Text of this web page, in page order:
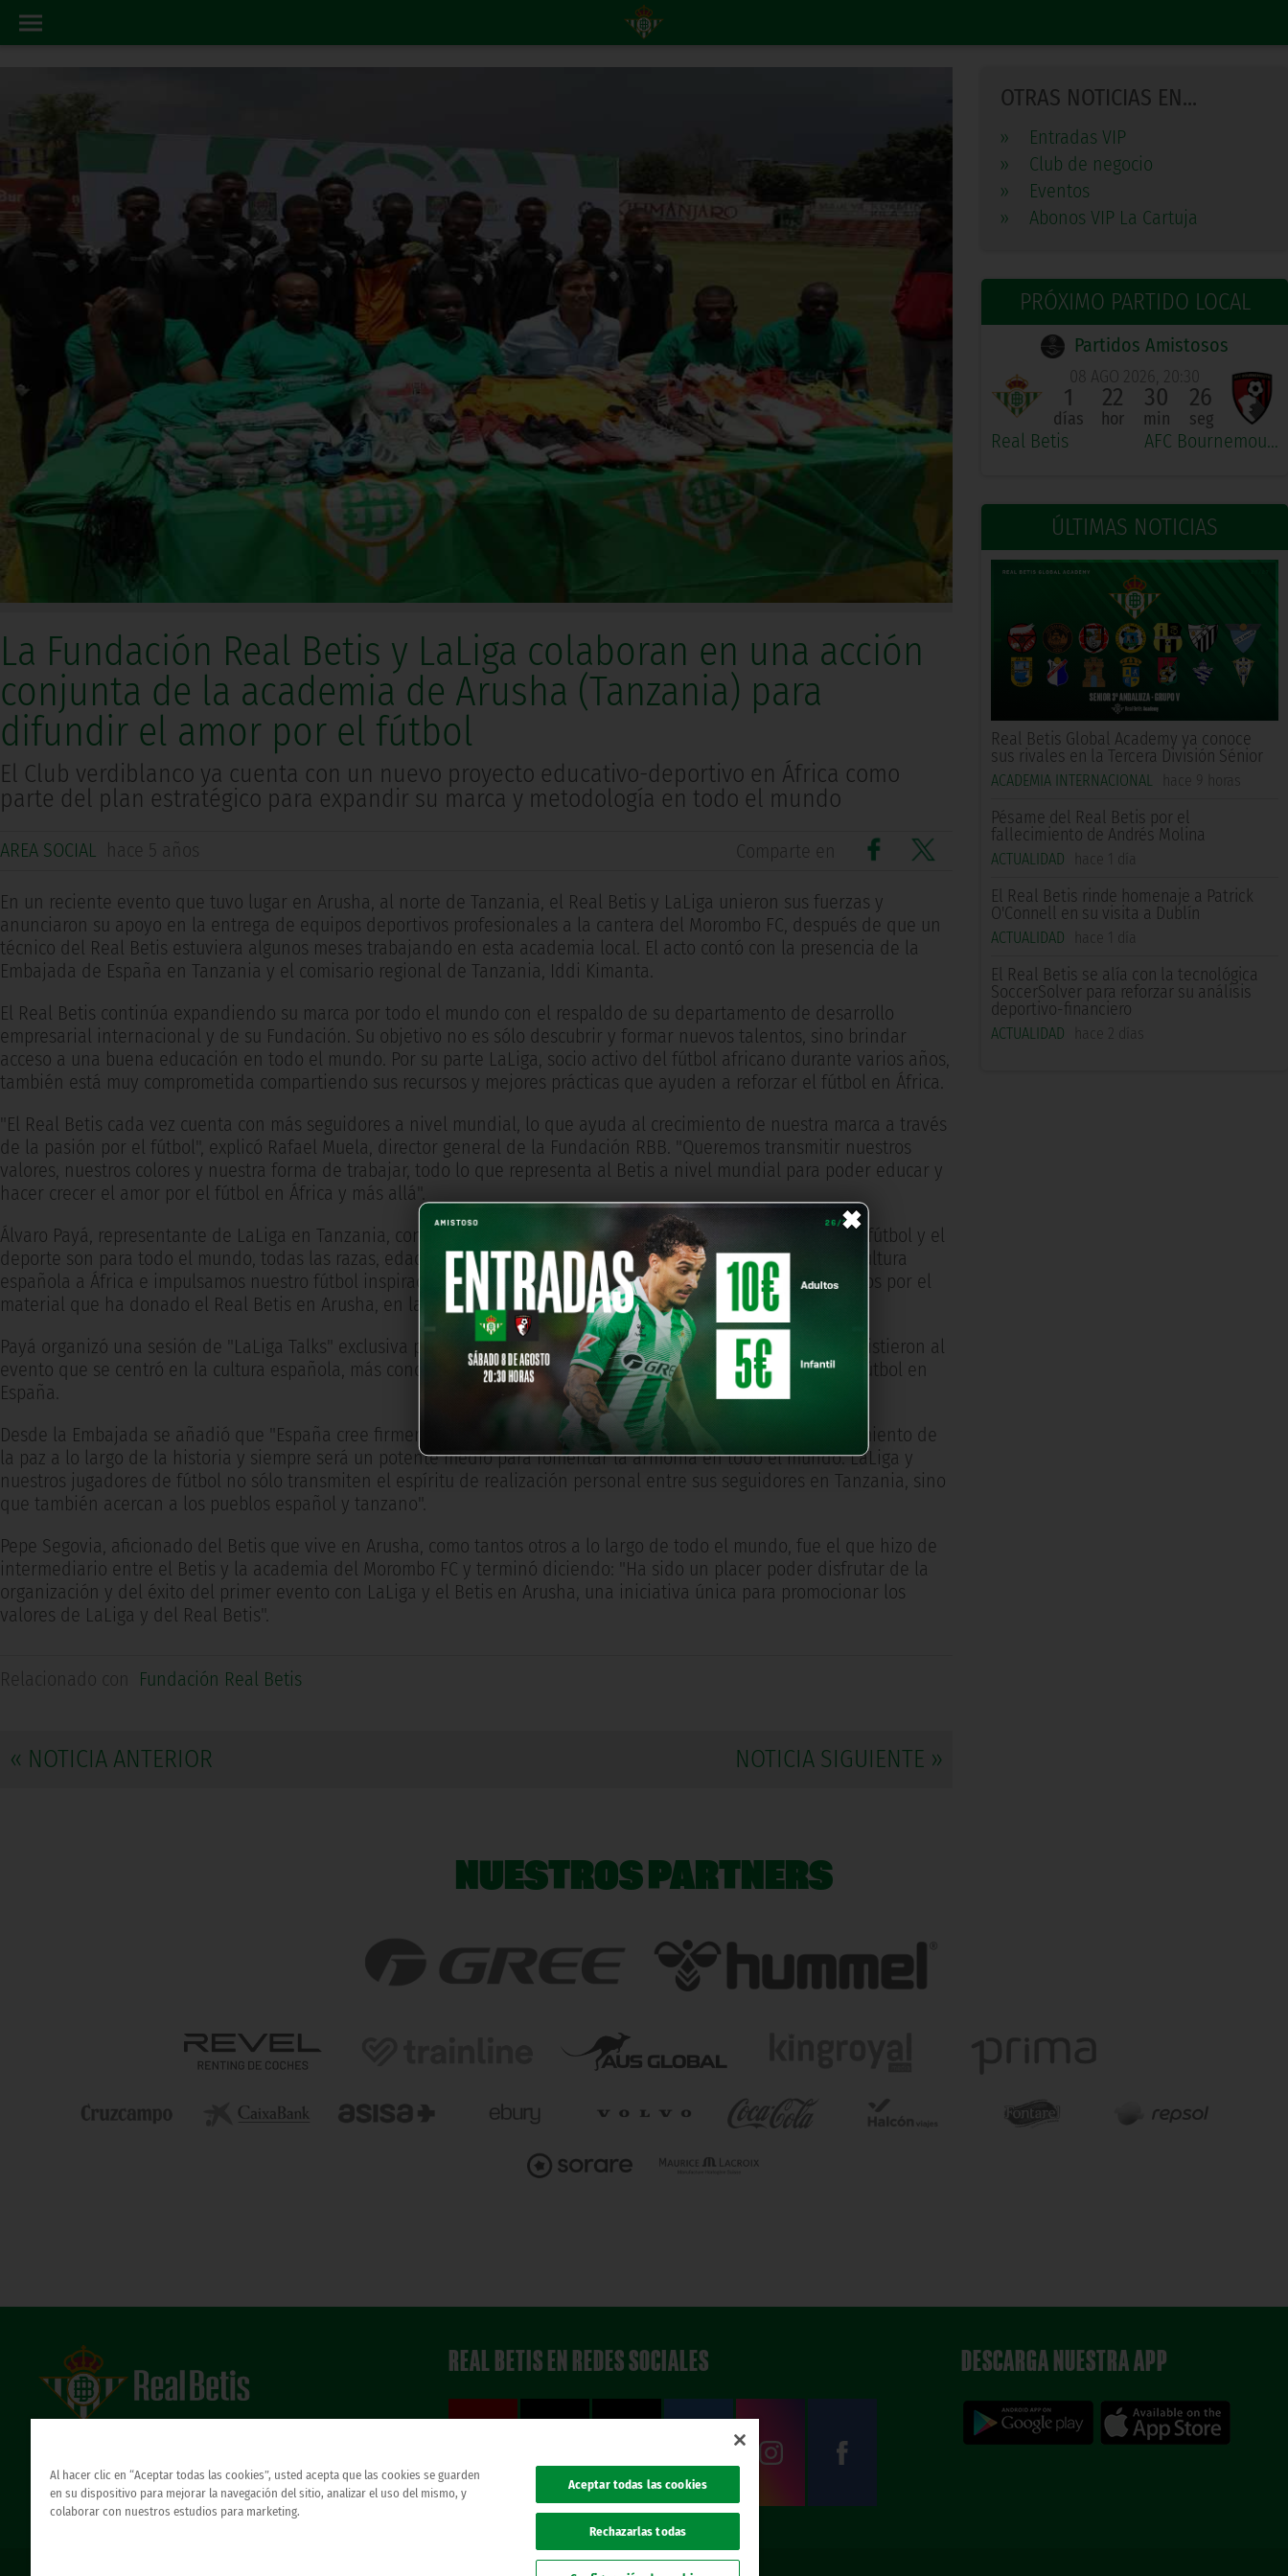
×
OTRAS NOTICIAS EN...
»
Entradas VIP
»
Club de negocio
»
Eventos
»
Abonos VIP La Cartuja
PRÓXIMO PARTIDO LOCAL
Partidos Amistosos
Real Betis
08 AGO 2026, 20:30
1
días
22
hor
30
min
25
seg
AFC Bournemouth
ÚLTIMAS NOTICIAS
Real Betis Global Academy ya conoce
sus rivales en la Tercera División Sénior
ACADEMIA INTERNACIONAL hace 9 horas
Pésame del Real Betis por el
fallecimiento de Andrés Molina
ACTUALIDAD hace 1 día
El Real Betis rinde homenaje a Patrick
O'Connell en su visita a Dublín
ACTUALIDAD hace 1 día
El Real Betis se alía con la tecnológica
SoccerSolver para reforzar su análisis
deportivo-financiero
ACTUALIDAD hace 2 días
La Fundación Real Betis y LaLiga colaboran en una acción
conjunta de la academia de Arusha (Tanzania) para
difundir el amor por el fútbol
El Club verdiblanco ya cuenta con un nuevo proyecto educativo-deportivo en África como
parte del plan estratégico para expandir su marca y metodología en todo el mundo
AREA SOCIAL hace 5 años Comparte en
En un reciente evento que tuvo lugar en Arusha, al norte de Tanzania, el Real Betis y LaLiga unieron sus fuerzas y
anunciaron su apoyo en la entrega de equipos deportivos profesionales a la cantera del Morombo FC, después de que un
técnico del Real Betis estuviera algunos meses trabajando en esta academia local. El acto contó con la presencia de la
Embajada de España en Tanzania y el comisario regional de Tanzania, Iddi Kimanta.
El Real Betis continúa expandiendo su marca por todo el mundo con el respaldo de su departamento de desarrollo
empresarial internacional y de su Fundación. Su objetivo no es sólo descubrir y formar nuevos talentos, sino brindar
acceso a una buena educación en todo el mundo. Por su parte LaLiga, socio activo del fútbol africano durante varios años,
también está muy comprometida compartiendo sus recursos y mejores prácticas que ayuden a reforzar el fútbol en África.
"El Real Betis cada vez cuenta con más seguidores a nivel mundial, lo que ayuda al crecimiento de nuestra marca a través
de la pasión por el fútbol", explicó Rafael Muela, director general de la Fundación RBB. "Queremos transmitir nuestros
valores, nuestros colores y nuestra forma de trabajar, todo lo que representa al Betis a nivel mundial para poder educar y
hacer crecer el amor por el fútbol en África y más allá".
Álvaro Payá, representante de LaLiga en Tanzania, continuó diciendo: "Esta acción en particular muestra que el fútbol y el
deporte son para todo el mundo, todas las razas, edades y géneros. A través de estas iniciativas acercamos la cultura
española a África e impulsamos nuestro fútbol inspirador y pasional. Desde LaLiga nos sentimos muy agradecidos por el
material que ha donado el Real Betis en Arusha, en la zona norte de Tanzania".
Payá organizó una sesión de "LaLiga Talks" exclusiva para todos los medios de comunicación e invitados que asistieron al
evento que se centró en la cultura española, más concretamente en la ciudad de Sevilla, y en la pasión por el fútbol en
España.
Desde la Embajada se añadió que "España cree firmemente que el deporte siempre ha contribuido al mantenimiento de
la paz a lo largo de la historia y siempre será un potente medio para fomentar la armonía en todo el mundo. LaLiga y
nuestros jugadores de fútbol no sólo transmiten el espíritu de realización personal entre sus seguidores en Tanzania, sino
que también acercan a los pueblos español y tanzano".
Pepe Segovia, aficionado del Betis que vive en Arusha, como tantos otros a lo largo de todo el mundo, fue el que hizo de
intermediario entre el Betis y la academia del Morombo FC y terminó diciendo: "Ha sido un placer poder disfrutar de la
organización y del éxito del primer evento con LaLiga y el Betis en Arusha, una iniciativa única para promocionar los
valores de LaLiga y del Real Betis".
Relacionado con Fundación Real Betis
« NOTICIA ANTERIOR NOTICIA SIGUIENTE »
NUESTROS PARTNERS
REAL BETIS EN REDES SOCIALES DESCARGA NUESTRA APP
Al hacer clic en “Aceptar todas las cookies”, usted acepta que las cookies se guarden
en su dispositivo para mejorar la navegación del sitio, analizar el uso del mismo, y
colaborar con nuestros estudios para marketing.
Aceptar todas las cookies
Rechazarlas todas